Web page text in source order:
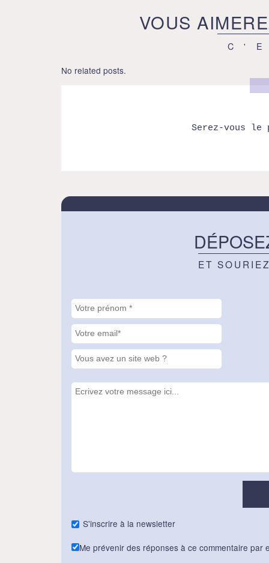
VOUS
No related posts.
Serez-vous
ET
S'inscrire à la newsletter
Me prévenir des réponses à ce commentaire par